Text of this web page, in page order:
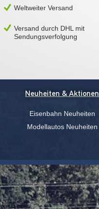
Weltweiter Versand
Versand durch DHL mit
Sendungsverfolgung
Neuheiten & Aktionen
Eisenbahn Neuheiten
Modellautos Neuheiten